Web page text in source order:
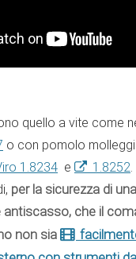
quello a vite come
o con pomolo
1.8234 e 1.8252.
per la sicurezza di
antiscasso, che il
non sia